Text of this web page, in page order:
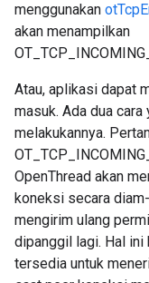
menggunakan
akan menampilkan
Atau, aplikasi dapat
masuk. Ada dua
melakukannya.
OpenThread akan
koneksi secara
mengirim ulang
dipanggil lagi. Hal
tersedia untuk